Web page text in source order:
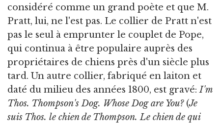
considéré comme un grand poète et que M.
Pratt, lui, ne l'est pas. Le collier de Pratt n'est
pas le seul à emprunter le couplet de Pope,
qui continua à être populaire auprès des
propriétaires de chiens près d'un siècle plus
tard. Un autre collier, fabriqué en laiton et
daté du milieu des années 1800, est gravé:I'm
Thos. Thompson's Dog. Whose Dog are You?(Je
suis Thos. le chien de Thompson. Le chien de qui